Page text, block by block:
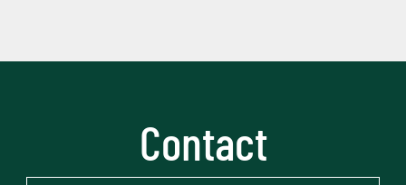
Contact